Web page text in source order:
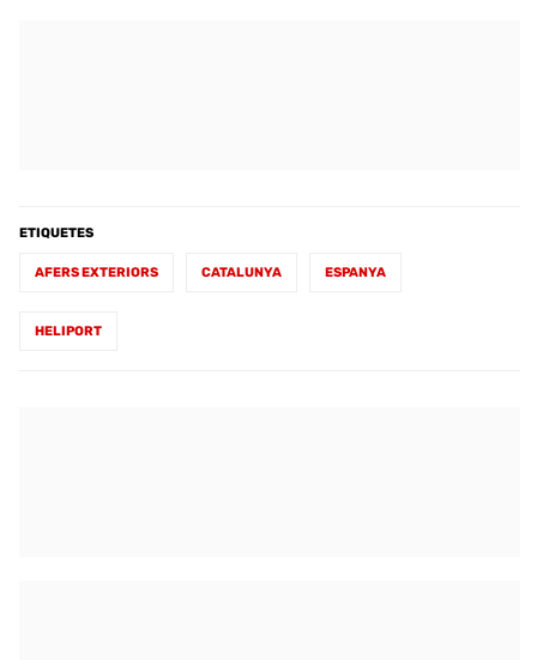
ETIQUETES
AFERS EXTERIORS CATALUNYA ESPANYA
HELIPORT